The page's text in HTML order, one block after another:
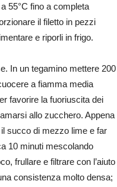
55°C fino a completa
il filetto in pezzi
e riporli in frigo.
In un tegamino mettere 200
a fiamma media
favorire la fuoriuscita dei
allo zucchero. Appena
succo di mezzo lime e far
10 minuti mescolando
frullare e filtrare con l’aiuto
consistenza molto densa;